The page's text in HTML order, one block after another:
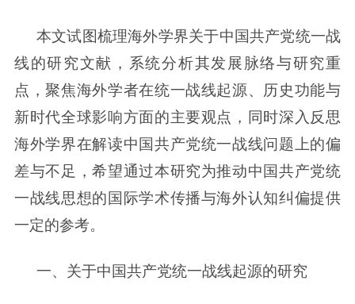
本文试图梳理海外学界关于中国共产党统一战
线的研究文献，系统分析其发展脉络与研究重
点，聚焦海外学者在统一战线起源、历史功能与
新时代全球影响方面的主要观点，同时深入反思
海外学界在解读中国共产党统一战线问题上的偏
差与不足，希望通过本研究为推动中国共产党统
一战线思想的国际学术传播与海外认知纠偏提供
一定的参考。
一、关于中国共产党统一战线起源的研究